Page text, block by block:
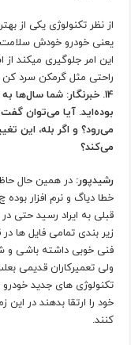
از نظر تکنولوژی یکی از
یعنی خودرو خودش سلامت
این امر جلوگیری میکند
راحتی مثل گرمکن سرد
14. خبرنگار: شما
بوده‌اید. آیا می‌توان
می‌رود؟ و اگر بله، این
می‌کند؟
رشیدپور:در همین حال
خطا دیاگ و نرم افزار
قبلی به ایراد رسید حتی
زیر بندی تمامی فایل ها
فنی خوبی داشته باشی و
ولی تعمیرکاران قدیمی
تکنولوژی های جدید
خود را ارتقا بدهند در این
کنند.